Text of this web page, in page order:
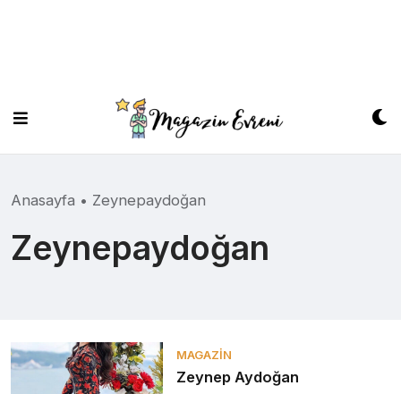
content
Anasayfa • Zeynepaydoğan
Zeynepaydoğan
MAGAZIN
Zeynep Aydoğan